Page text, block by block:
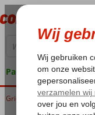
Pakketgarantie
Home
Griekenland Kreta Fodele